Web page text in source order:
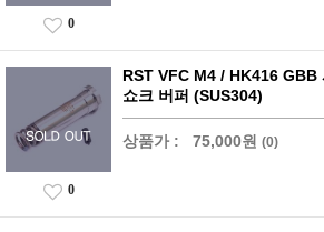
0
RST VFC M4 / HK416 GBB
쇼크 버퍼 (SUS304)
상품가 : 75,000원 (0)
0